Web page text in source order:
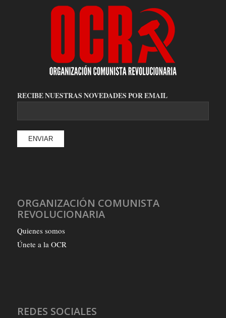
RECIBE NUESTRAS NOVEDADES POR EMAIL
ORGANIZACIÓN COMUNISTA
REVOLUCIONARIA
Quienes somos
Únete a la OCR
REDES SOCIALES